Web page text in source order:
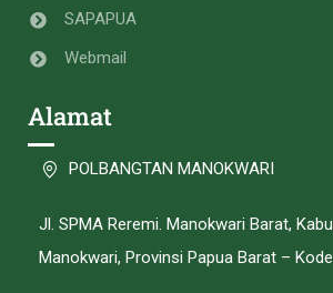
SAPAPUA
Webmail
Alamat
POLBANGTAN MANOKWARI
Jl. SPMA Reremi. Manokwari Barat,
Manokwari, Provinsi Papua Barat –